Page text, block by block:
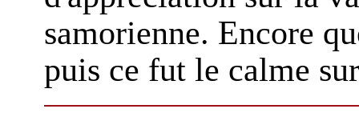
samorienne. Encore
puis ce fut le calme